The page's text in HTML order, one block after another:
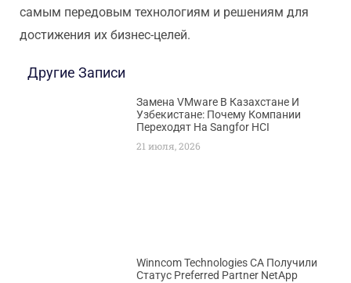
самым передовым технологиям и решениям для
достижения их бизнес-целей.
Другие Записи
Замена VMware В Казахстане И
Узбекистане: Почему Компании
Переходят На Sangfor HCI
21 июля, 2026
Winncom Technologies CA Получили
Статус Preferred Partner NetApp